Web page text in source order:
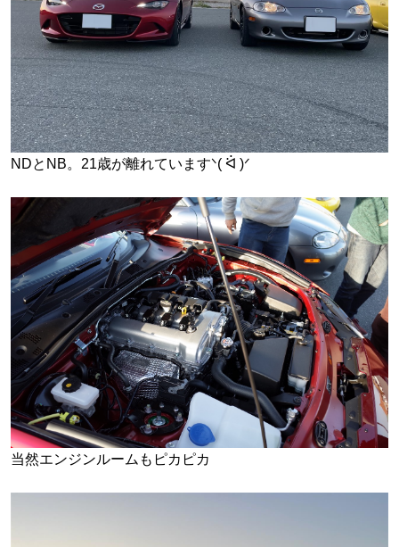
NDとNB。21歳が離れていますᐠ( ᐛ )ᐟ
当然エンジンルームもピカピカ